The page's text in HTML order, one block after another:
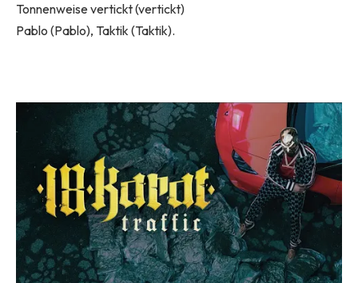
Tonnenweise vertickt (vertickt)
Pablo (Pablo), Taktik (Taktik).